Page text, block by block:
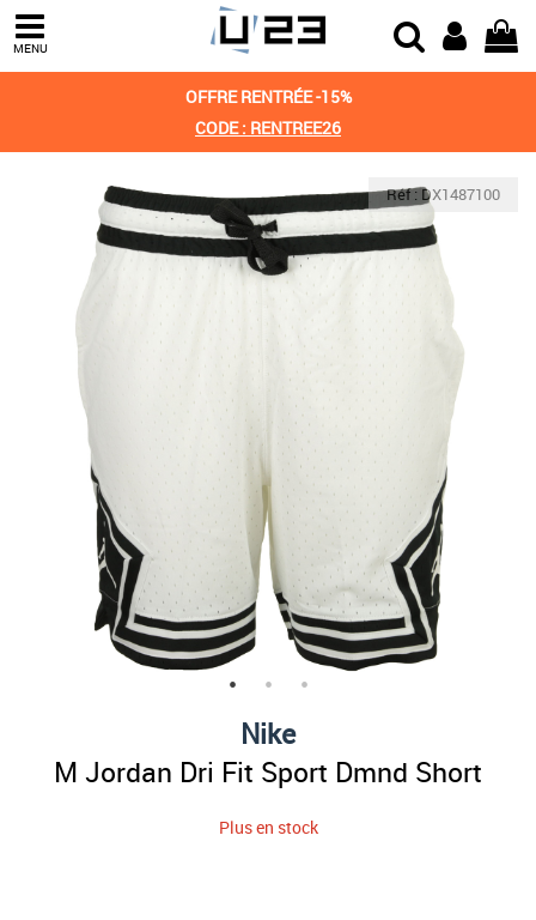
MENU
OFFRE RENTRÉE -15%
CODE : RENTREE26
Réf : DX1487100
Nike
M Jordan Dri Fit Sport Dmnd Short
Plus en stock